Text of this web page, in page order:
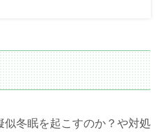
冬眠を起こすのか？や対処